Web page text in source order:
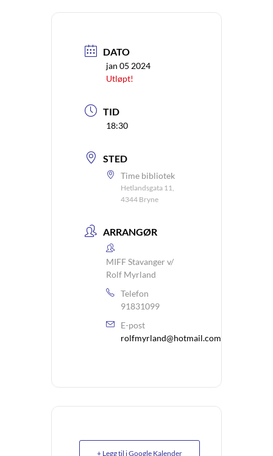
DATO
jan 05 2024
Utløpt!
TID
18:30
STED
Time bibliotek
Hetlandsgata 11,
4344 Bryne
ARRANGØR
MIFF Stavanger v/
Rolf Myrland
Telefon
91831099
E-post
rolfmyrland@hotmail.com
+ Legg til i Google Kalender